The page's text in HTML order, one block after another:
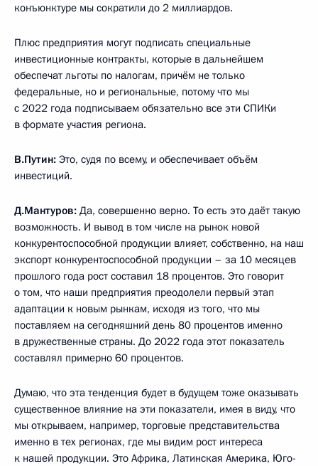
конъюнктуре мы сократили до 2 миллиардов.
Плюс предприятия могут подписать специальные
инвестиционные контракты, которые в дальнейшем
обеспечат льготы по налогам, причём не только
федеральные, но и региональные, потому что мы
с 2022 года подписываем обязательно все эти СПИКи
в формате участия региона.
В.Путин: Это, судя по всему, и обеспечивает объём
инвестиций.
Д.Мантуров: Да, совершенно верно. То есть это даёт такую
возможность. И вывод в том числе на рынок новой
конкурентоспособной продукции влияет, собственно, на наш
экспорт конкурентоспособной продукции – за 10 месяцев
прошлого года рост составил 18 процентов. Это говорит
о том, что наши предприятия преодолели первый этап
адаптации к новым рынкам, исходя из того, что мы
поставляем на сегодняшний день 80 процентов именно
в дружественные страны. До 2022 года этот показатель
составлял примерно 60 процентов.
Думаю, что эта тенденция будет в будущем тоже оказывать
существенное влияние на эти показатели, имея в виду, что
мы открываем, например, торговые представительства
именно в тех регионах, где мы видим рост интереса
к нашей продукции. Это Африка, Латинская Америка, Юго-